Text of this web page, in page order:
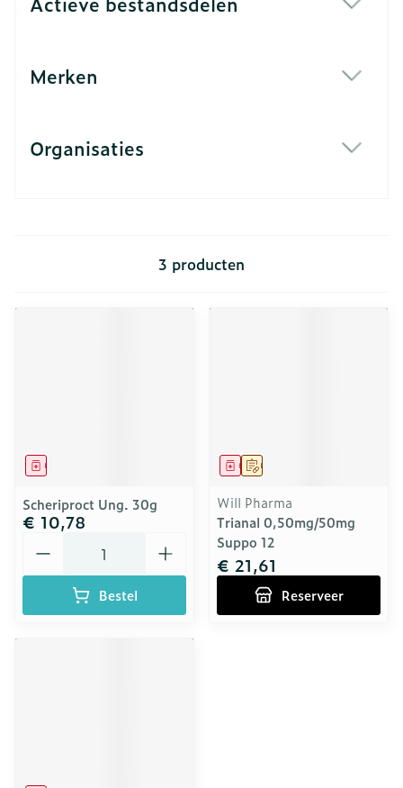
Merken
Organisaties
3 producten
Geneesmiddel
Scheriproct Ung. 30g
€ 10,78
Bestel
Op voorschrift
Geneesmiddel
Will Pharma
Trianal 0,50mg/50mg
Suppo 12
€ 21,61
Reserveer